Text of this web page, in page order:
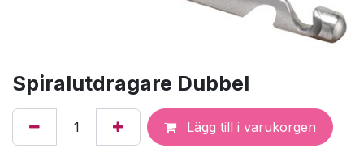
Spiralutdragare Dubbel
Lägg till i varukorgen